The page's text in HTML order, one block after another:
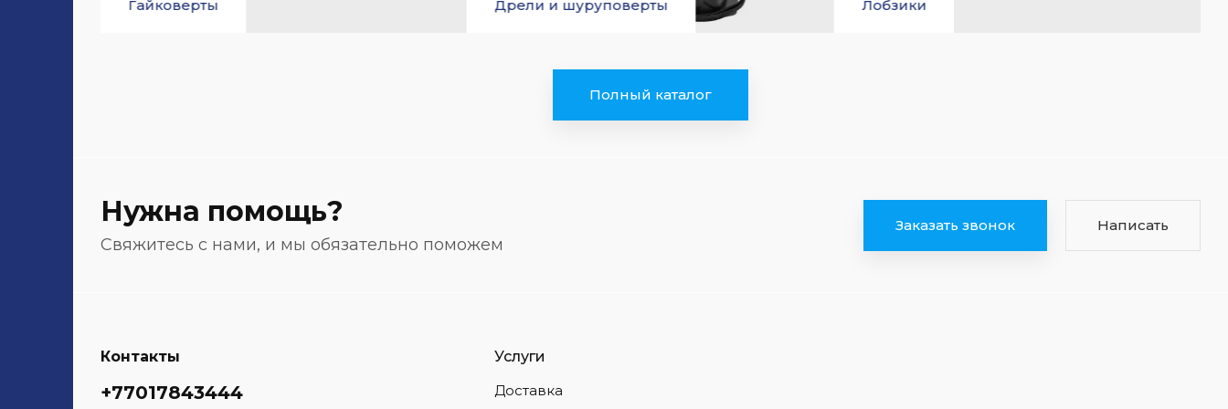
Гайковерты Дрели и шуруповерты Лобзики
Полный каталог
Нужна помощь?
Свяжитесь с нами, и мы обязательно поможем
Заказать звонок Написать
Контакты
+77017843444
Услуги
Доставка